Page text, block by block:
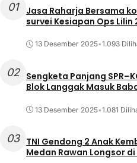
01
Jasa Raharja Bersama
survei Kesiapan Ops
13 Desember 2025•1.093
02
Sengketa Panjang
Blok Langgak Masuk
13 Desember 2025•1.081
03
TNI Gendong 2 Anak
Medan Rawan Longsor di